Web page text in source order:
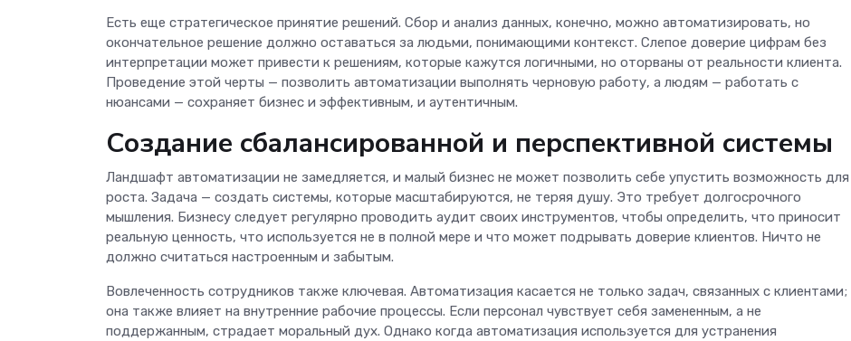
Есть еще стратегическое принятие решений. Сбор и анализ данных, конечно, можно автоматизировать, но
окончательное решение должно оставаться за людьми, понимающими контекст. Слепое доверие цифрам без
интерпретации может привести к решениям, которые кажутся логичными, но оторваны от реальности клиента.
Проведение этой черты — позволить автоматизации выполнять черновую работу, а людям — работать с
нюансами — сохраняет бизнес и эффективным, и аутентичным.
Создание сбалансированной и перспективной системы
Ландшафт автоматизации не замедляется, и малый бизнес не может позволить себе упустить возможность для
роста. Задача — создать системы, которые масштабируются, не теряя душу. Это требует долгосрочного
мышления. Бизнесу следует регулярно проводить аудит своих инструментов, чтобы определить, что приносит
реальную ценность, что используется не в полной мере и что может подрывать доверие клиентов. Ничто не
должно считаться настроенным и забытым.
Вовлеченность сотрудников также ключевая. Автоматизация касается не только задач, связанных с клиентами;
она также влияет на внутренние рабочие процессы. Если персонал чувствует себя замененным, а не
поддержанным, страдает моральный дух. Однако когда автоматизация используется для устранения